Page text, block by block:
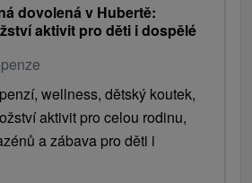
dovolená v Hubertě:
aktivit pro děti i dospělé
wellness, dětský koutek,
aktivit pro celou rodinu,
a zábava pro děti i